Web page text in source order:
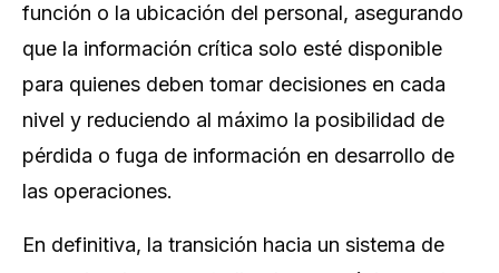
función o la ubicación del personal, asegurando
que la información crítica solo esté disponible
para quienes deben tomar decisiones en cada
nivel y reduciendo al máximo la posibilidad de
pérdida o fuga de información en desarrollo de
las operaciones.
En definitiva, la transición hacia un sistema de